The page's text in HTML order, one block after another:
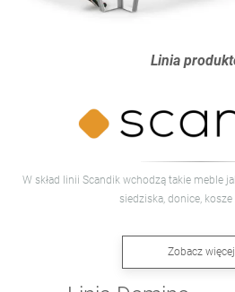
Linia
W skład linii Scandik wchodzą takie meble
siedziska, donice, kosze
Zobacz więcej